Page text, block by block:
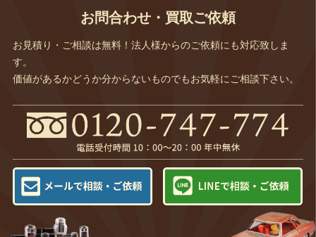
お問合わせ・買取ご依頼
お見積り・ご相談は無料！法人様からのご依頼にも対応致しま
す。
価値があるかどうか分からないものでもお気軽にご相談下さい。